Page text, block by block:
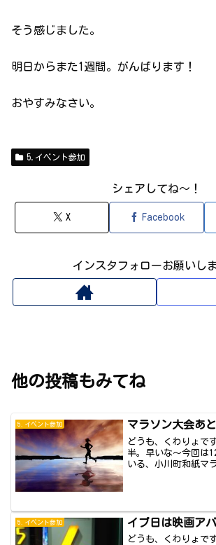
そう感じました。
明日からまた1週間。がんばります！
おやすみなさい。
5.イベント参加
シェアしてね～！
X Facebook
インスタフォローお願いし
他の投稿もみてね
5.イベント参加 マラソン大会あ
どうも、くわりょで
半。早いな〜今回は
いる、小川町和紙マ
5.イベント参加 イブ日は映画ア
どうも、くわりょで